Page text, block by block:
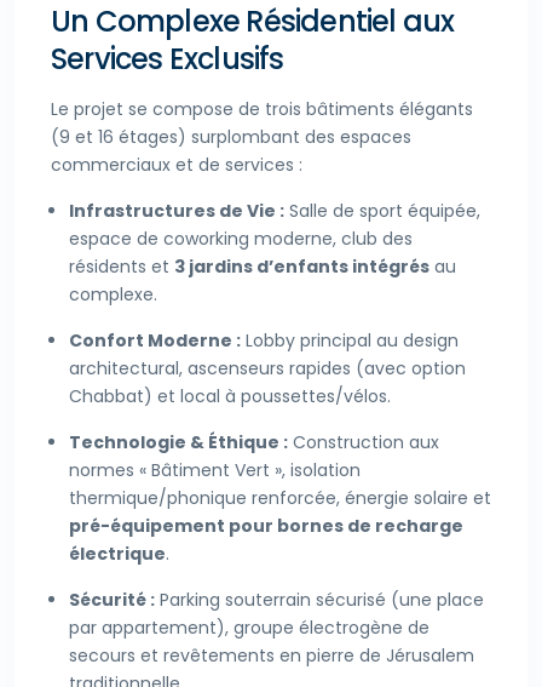
Un Complexe Résidentiel aux
Services Exclusifs
Le projet se compose de trois bâtiments élégants
(9 et 16 étages) surplombant des espaces
commerciaux et de services :
Infrastructures de Vie : Salle de sport équipée,
espace de coworking moderne, club des
résidents et 3 jardins d’enfants intégrés au
complexe.
Confort Moderne : Lobby principal au design
architectural, ascenseurs rapides (avec option
Chabbat) et local à poussettes/vélos.
Technologie & Éthique : Construction aux
normes « Bâtiment Vert », isolation
thermique/phonique renforcée, énergie solaire et
pré-équipement pour bornes de recharge
électrique.
Sécurité : Parking souterrain sécurisé (une place
par appartement), groupe électrogène de
secours et revêtements en pierre de Jérusalem